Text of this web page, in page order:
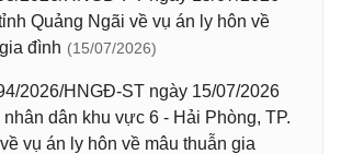
Quảng Ngãi về vụ án ly hôn về
đình (15/07/2026)
2026/HNGĐ-ST ngày 15/07/2026
dân khu vực 6 - Hải Phòng, TP.
vụ án ly hôn về mâu thuẫn gia